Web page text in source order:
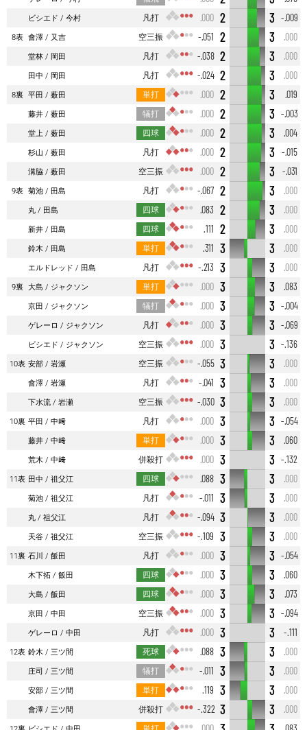
ビシエド
今村 凡打 .000 2 3 -.009
8表 會澤 又吉 空三振 -.051 2 3
.000
堂林
岡田 凡打 -.038 2 3
.000
田中
岡田 凡打 -.024 2 3
.000
8裏 平田 薮田 単打 .000 2 3
.019
藤井
薮田 犠打 .000 2 3 -.003
堂上
薮田 四球 .000 2 3
.004
杉山
薮田 凡打 .000 2 3
-.015
溝脇
薮田 空三振 .000 2 3
-.031
9表 菊池 田島 凡打 -.067 2 3
.000
丸
田島 四球 .083 2 3
.000
新井
田島 四球 .111 2 3
.000
鈴木
田島 単打 .311 3 3
.000
エルドレッド
田島 凡打 -.213 3 3
.000
9裏 大島 ジャクソン 単打 .000 3 3
.083
京田
ジャクソン 犠打 .000 3 3 -.004
ゲレーロ
ジャクソン 凡打 .000 3 3 -.069
ビシエド
ジャクソン 空三振 .000 3 3 -.136
10表 安部 岩瀬 空三振 -.055 3 3
.000
會澤
岩瀬 凡打 -.041 3 3
.000
下水流
岩瀬 空三振 -.030 3 3
.000
10裏 平田 中﨑 凡打 .000 3 3 -.054
藤井
中﨑 単打 .000 3 3
.060
荒木
中﨑 併殺打 .000 3 3 -.132
11表 田中 祖父江 四球 .088 3 3
.000
菊池
祖父江 凡打 -.011 3 3
.000
丸
祖父江 凡打 -.094 3 3
.000
天谷
祖父江 空三振 -.109 3 3
.000
11裏 石川 飯田 凡打 .000 3 3 -.054
木下拓
飯田 四球 .000 3 3
.060
大島
飯田 四球 .000 3 3
.073
京田
中田 空三振 .000 3 3 -.094
ゲレーロ
中田 凡打 .000 3 3
-.111
12表 鈴木 三ツ間 死球 .088 3 3
.000
庄司
三ツ間 犠打 -.011 3 3
.000
安部
三ツ間 単打 .119 3 3
.000
會澤
三ツ間 併殺打 -.322 3 3
.000